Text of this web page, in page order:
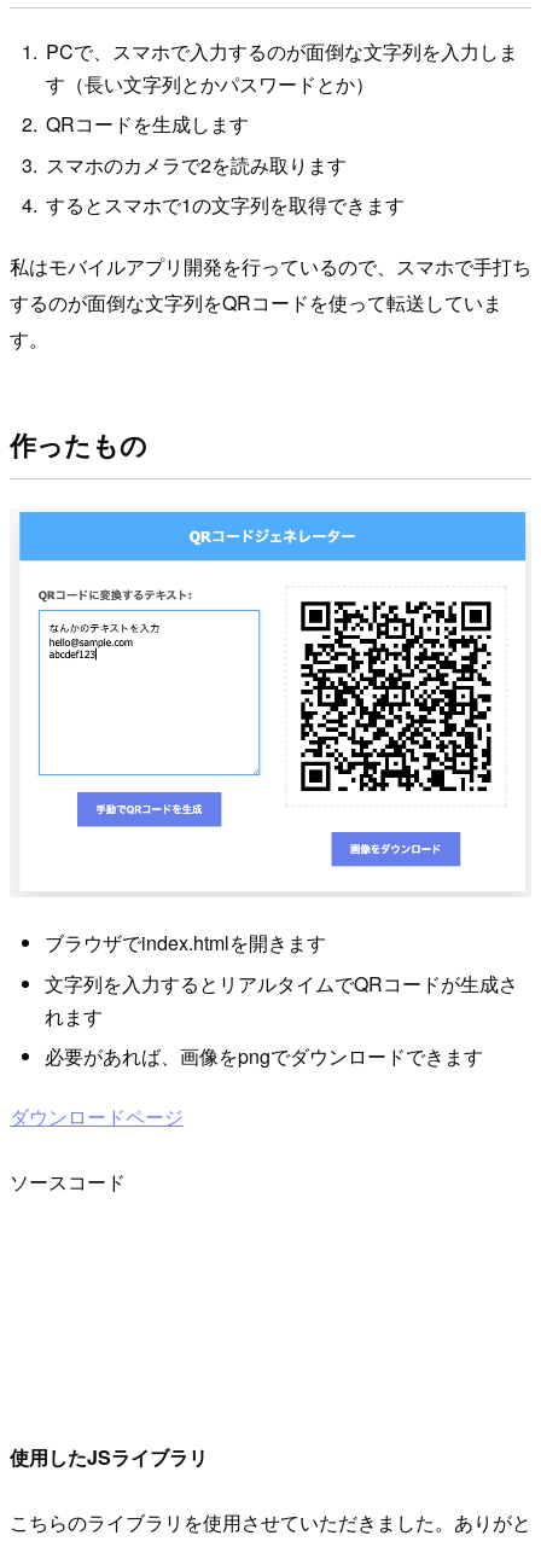
PCで、スマホで入力するのが面倒な文字列を入力しま
す（長い文字列とかパスワードとか）
QRコードを生成します
スマホのカメラで2を読み取ります
するとスマホで1の文字列を取得できます
私はモバイルアプリ開発を行っているので、スマホで手打ち
するのが面倒な文字列をQRコードを使って転送していま
す。
作ったもの
ブラウザでindex.htmlを開きます
文字列を入力するとリアルタイムでQRコードが生成さ
れます
必要があれば、画像をpngでダウンロードできます
ダウンロードページ
ソースコード
使用したJSライブラリ
こちらのライブラリを使用させていただきました。ありがと